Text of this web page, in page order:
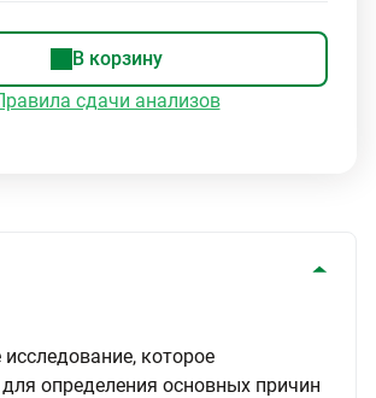
В корзину
сдачи анализов
которое
определения основных причин